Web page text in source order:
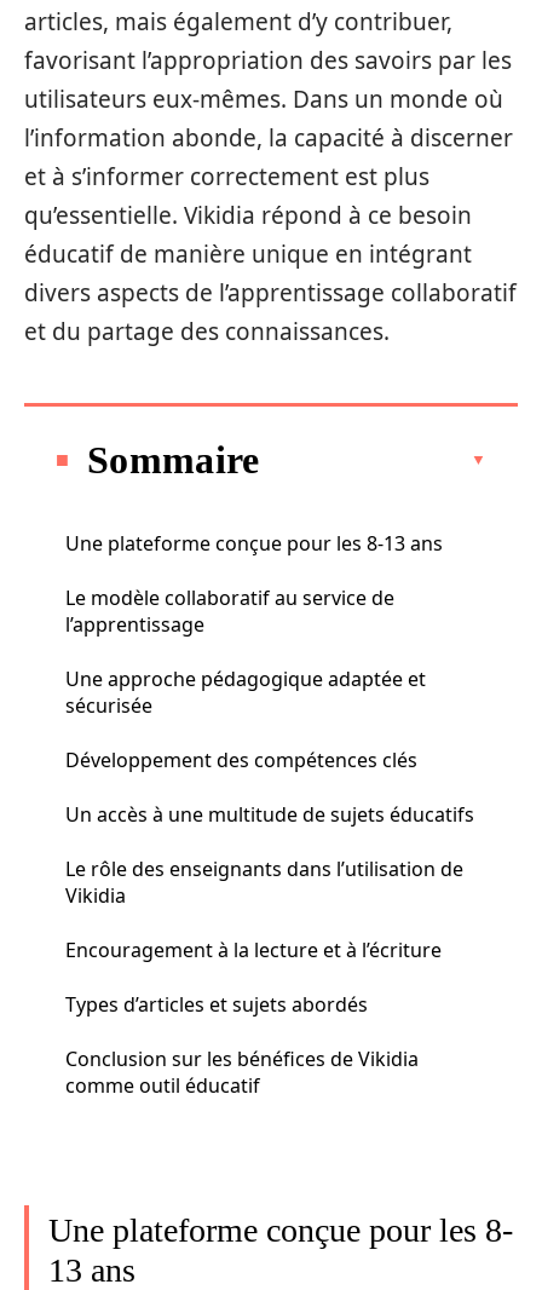
articles, mais également d’y contribuer,
favorisant l’appropriation des savoirs par les
utilisateurs eux-mêmes. Dans un monde où
l’information abonde, la capacité à discerner
et à s’informer correctement est plus
qu’essentielle. Vikidia répond à ce besoin
éducatif de manière unique en intégrant
divers aspects de l’apprentissage collaboratif
et du partage des connaissances.
Sommaire
Une plateforme conçue pour les 8-13 ans
Le modèle collaboratif au service de
l’apprentissage
Une approche pédagogique adaptée et
sécurisée
Développement des compétences clés
Un accès à une multitude de sujets éducatifs
Le rôle des enseignants dans l’utilisation de
Vikidia
Encouragement à la lecture et à l’écriture
Types d’articles et sujets abordés
Conclusion sur les bénéfices de Vikidia
comme outil éducatif
Une plateforme conçue pour les 8-
13 ans